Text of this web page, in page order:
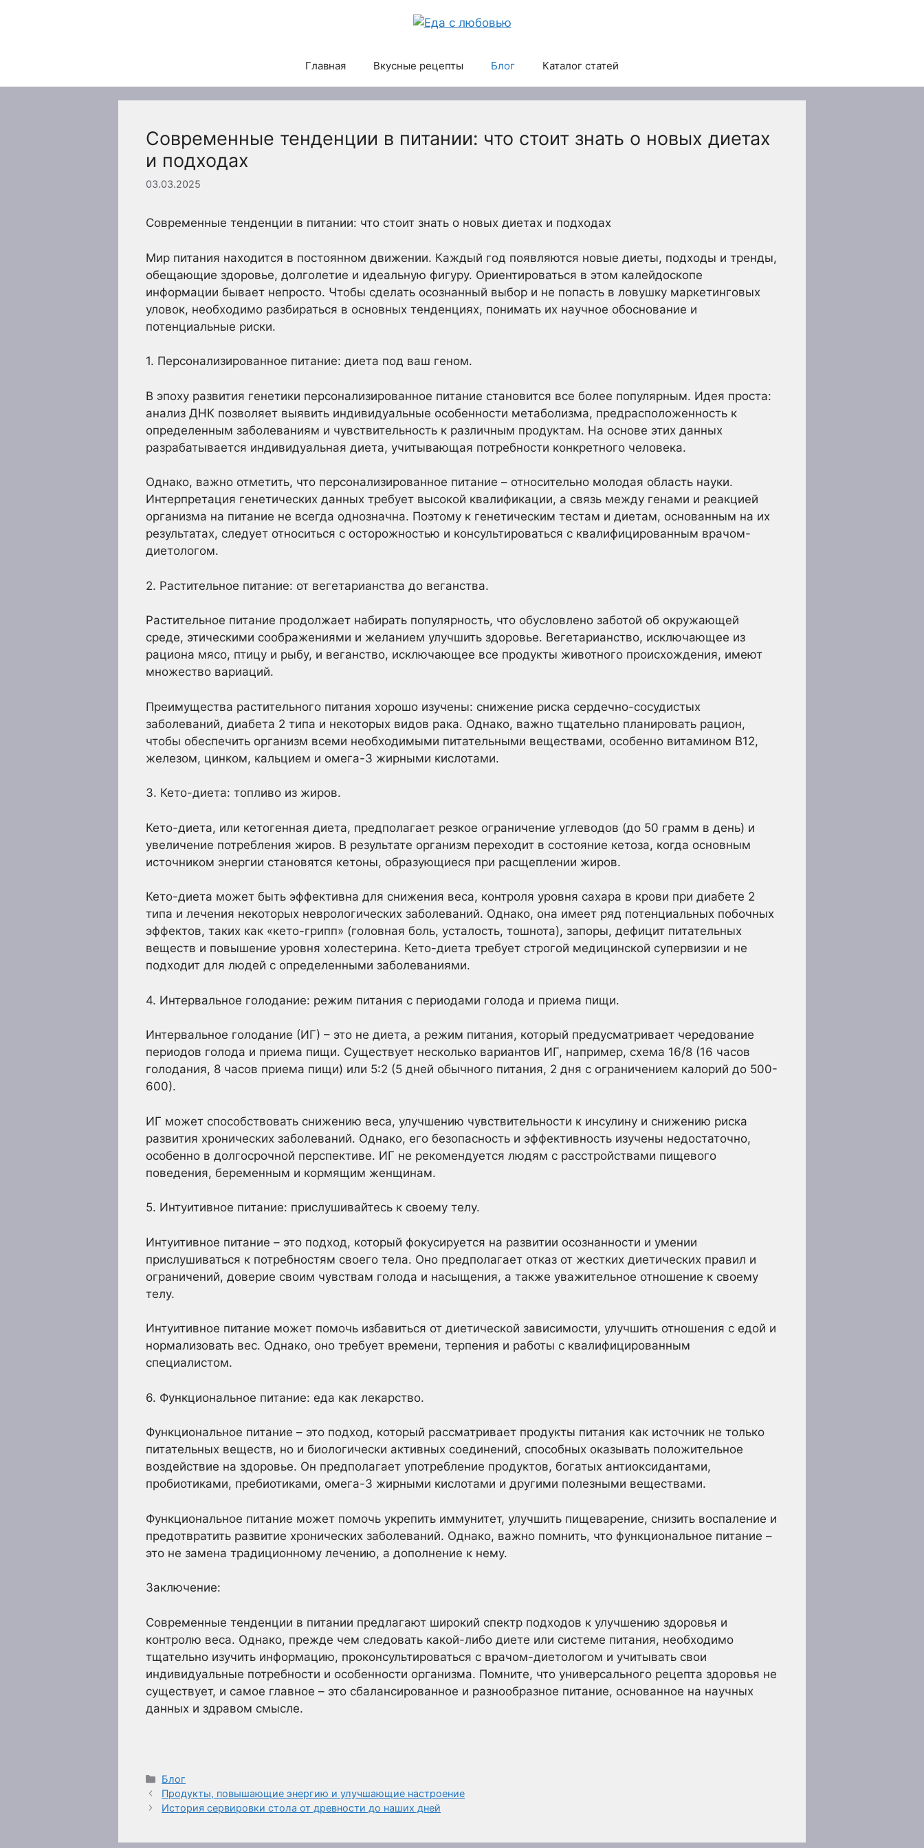
Главная Вкусные рецепты Блог Каталог статей
Современные тенденции в питании: что стоит знать о новых диетах
и подходах
03.03.2025
Современные тенденции в питании: что стоит знать о новых диетах и подходах
Мир питания находится в постоянном движении. Каждый год появляются новые диеты, подходы и тренды,
обещающие здоровье, долголетие и идеальную фигуру. Ориентироваться в этом калейдоскопе
информации бывает непросто. Чтобы сделать осознанный выбор и не попасть в ловушку маркетинговых
уловок, необходимо разбираться в основных тенденциях, понимать их научное обоснование и
потенциальные риски.
1. Персонализированное питание: диета под ваш геном.
В эпоху развития генетики персонализированное питание становится все более популярным. Идея проста:
анализ ДНК позволяет выявить индивидуальные особенности метаболизма, предрасположенность к
определенным заболеваниям и чувствительность к различным продуктам. На основе этих данных
разрабатывается индивидуальная диета, учитывающая потребности конкретного человека.
Однако, важно отметить, что персонализированное питание – относительно молодая область науки.
Интерпретация генетических данных требует высокой квалификации, а связь между генами и реакцией
организма на питание не всегда однозначна. Поэтому к генетическим тестам и диетам, основанным на их
результатах, следует относиться с осторожностью и консультироваться с квалифицированным врачом-
диетологом.
2. Растительное питание: от вегетарианства до веганства.
Растительное питание продолжает набирать популярность, что обусловлено заботой об окружающей
среде, этическими соображениями и желанием улучшить здоровье. Вегетарианство, исключающее из
рациона мясо, птицу и рыбу, и веганство, исключающее все продукты животного происхождения, имеют
множество вариаций.
Преимущества растительного питания хорошо изучены: снижение риска сердечно-сосудистых
заболеваний, диабета 2 типа и некоторых видов рака. Однако, важно тщательно планировать рацион,
чтобы обеспечить организм всеми необходимыми питательными веществами, особенно витамином B12,
железом, цинком, кальцием и омега-3 жирными кислотами.
3. Кето-диета: топливо из жиров.
Кето-диета, или кетогенная диета, предполагает резкое ограничение углеводов (до 50 грамм в день) и
увеличение потребления жиров. В результате организм переходит в состояние кетоза, когда основным
источником энергии становятся кетоны, образующиеся при расщеплении жиров.
Кето-диета может быть эффективна для снижения веса, контроля уровня сахара в крови при диабете 2
типа и лечения некоторых неврологических заболеваний. Однако, она имеет ряд потенциальных побочных
эффектов, таких как «кето-грипп» (головная боль, усталость, тошнота), запоры, дефицит питательных
веществ и повышение уровня холестерина. Кето-диета требует строгой медицинской супервизии и не
подходит для людей с определенными заболеваниями.
4. Интервальное голодание: режим питания с периодами голода и приема пищи.
Интервальное голодание (ИГ) – это не диета, а режим питания, который предусматривает чередование
периодов голода и приема пищи. Существует несколько вариантов ИГ, например, схема 16/8 (16 часов
голодания, 8 часов приема пищи) или 5:2 (5 дней обычного питания, 2 дня с ограничением калорий до 500-
600).
ИГ может способствовать снижению веса, улучшению чувствительности к инсулину и снижению риска
развития хронических заболеваний. Однако, его безопасность и эффективность изучены недостаточно,
особенно в долгосрочной перспективе. ИГ не рекомендуется людям с расстройствами пищевого
поведения, беременным и кормящим женщинам.
5. Интуитивное питание: прислушивайтесь к своему телу.
Интуитивное питание – это подход, который фокусируется на развитии осознанности и умении
прислушиваться к потребностям своего тела. Оно предполагает отказ от жестких диетических правил и
ограничений, доверие своим чувствам голода и насыщения, а также уважительное отношение к своему
телу.
Интуитивное питание может помочь избавиться от диетической зависимости, улучшить отношения с едой и
нормализовать вес. Однако, оно требует времени, терпения и работы с квалифицированным
специалистом.
6. Функциональное питание: еда как лекарство.
Функциональное питание – это подход, который рассматривает продукты питания как источник не только
питательных веществ, но и биологически активных соединений, способных оказывать положительное
воздействие на здоровье. Он предполагает употребление продуктов, богатых антиоксидантами,
пробиотиками, пребиотиками, омега-3 жирными кислотами и другими полезными веществами.
Функциональное питание может помочь укрепить иммунитет, улучшить пищеварение, снизить воспаление и
предотвратить развитие хронических заболеваний. Однако, важно помнить, что функциональное питание –
это не замена традиционному лечению, а дополнение к нему.
Заключение:
Современные тенденции в питании предлагают широкий спектр подходов к улучшению здоровья и
контролю веса. Однако, прежде чем следовать какой-либо диете или системе питания, необходимо
тщательно изучить информацию, проконсультироваться с врачом-диетологом и учитывать свои
индивидуальные потребности и особенности организма. Помните, что универсального рецепта здоровья не
существует, и самое главное – это сбалансированное и разнообразное питание, основанное на научных
данных и здравом смысле.
Рубрики
Блог
Продукты, повышающие энергию и улучшающие настроение
История сервировки стола от древности до наших дней